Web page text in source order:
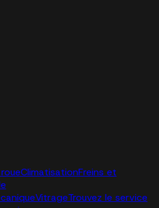
ClimatisationFreins et
VitrageTrouvez le service